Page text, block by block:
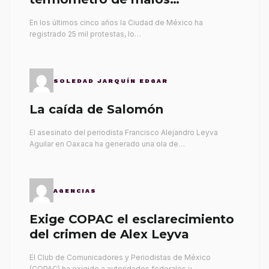
En los últimos cinco años la Ciudad de México ha
registrado 25 mil protestas, lo…
SOLEDAD JARQUÍN EDGAR
La caída de Salomón
El asesinato del periodista Francisco Alejandro Leyva
Aguilar en Oaxaca ha generado una ola de…
AGENCIAS
Exige COPAC el esclarecimiento
del crimen de Alex Leyva
El Club de Comunicadores y Periodistas de México